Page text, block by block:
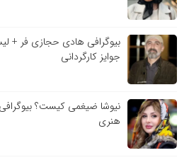
بیوگرافی هادی حجازی فر +
جوایز کارگردانی
نیوشا ضیغمی کیست؟ بیوگرافی
هنری